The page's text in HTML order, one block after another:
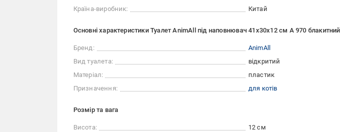
Країна-виробник:
Китай
Основні характеристики Туалет AnimAll під наповнювач 41х30х12 см А 970 блакитний
Бренд:
AnimAll
Вид туалета:
відкритий
Матеріал:
пластик
Призначення:
для котів
Розмір та вага
Висота:
12 см